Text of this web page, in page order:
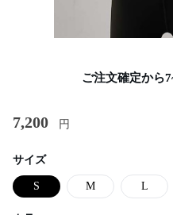
ご注文確定から
7,200 円
サイズ
S M L